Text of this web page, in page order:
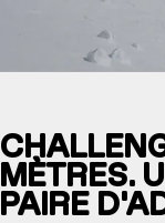
MÈTRES.
PAIRE